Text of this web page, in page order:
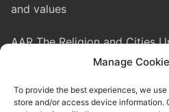
Manage
To provide the best experiences, we
store and/or access device information.
and values
AAR The Religion and Cities
EASR – European
IAHR – International